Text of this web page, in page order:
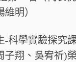
明）
-科學實驗探究
子翔、吳宥祈)